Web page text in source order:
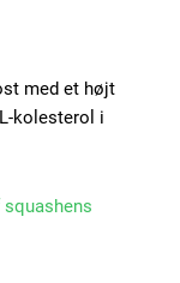
med et højt
kolesterol i